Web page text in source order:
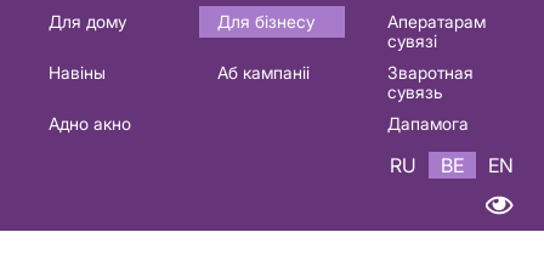
Основная
навигация
Для дому Для бізнесу
Аператарам
сувязі
Навіны
Аб кампаніі
Зваротная
сувязь
Адно акно
Дапамога
RU BE EN